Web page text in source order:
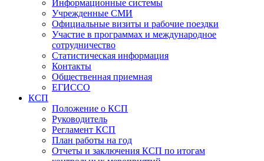
Информационные системы
Учрежденные СМИ
Официальные визиты и рабочие поездки
Участие в программах и международное
сотрудничество
Статистическая информация
Контакты
Общественная приемная
ЕГИССО
КСП
Положение о КСП
Руководитель
Регламент КСП
План работы на год
Отчеты и заключения КСП по итогам